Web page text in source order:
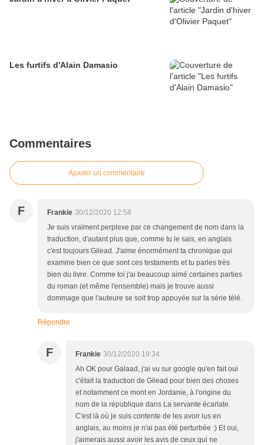
Les furtifs d'Alain Damasio
Commentaires
Ajouter un commentaire
F Frankie 30/12/2020 12:58
Je suis vraiment perplexe par ce changement de nom dans la
traduction, d'autant plus que, comme tu le sais, en anglais
c'est toujours Gilead. J'aime énormément ta chronique qui
examine bien ce que sont ces testaments et tu parles très
bien du livre. Comme toi j'ai beaucoup aimé certaines parties
du roman (et même l'ensemble) mais je trouve aussi
dommage que l'auteure se soit trop appuyée sur la série télé.
Répondre
F Frankie 30/12/2020 19:34
Ah OK pour Galaad, j'ai vu sur google qu'en fait oui
c'était la traduction de Gilead pour bien des choses
et notamment ce mont en Jordanie, à l'origine du
nom de la république dans La servante écarlate.
C'est là où je suis contente de les avoir lus en
anglais, au moins je n'ai pas été perturbée :) Et oui,
j'aimerais aussi avoir les avis de ceux qui ne